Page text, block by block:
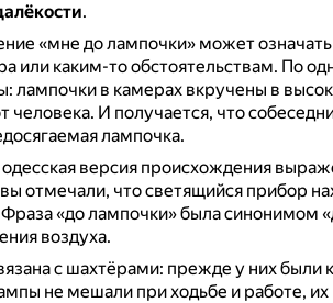
.
«мне до лампочки» может означать
или каким-то обстоятельствам. По
лампочки в камерах вкручены в
человека. И получается, что
лампочка.
версия происхождения
отмечали, что светящийся прибор
Фраза «до лампочки» была синонимом
воздуха.
с шахтёрами: прежде у них были
не мешали при ходьбе и работе,